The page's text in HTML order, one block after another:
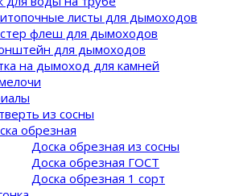
листы для дымоходов
флеш для дымоходов
для дымоходов
на дымоход для камней
из сосны
обрезная
Доска обрезная из сосны
Доска обрезная ГОСТ
Доска обрезная 1 сорт